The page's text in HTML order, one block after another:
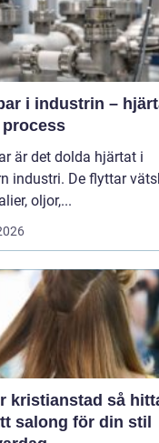
i industrin –
är det dolda hjärtat i
industri. De flyttar
oljor,...
så hittar
salong för din stil